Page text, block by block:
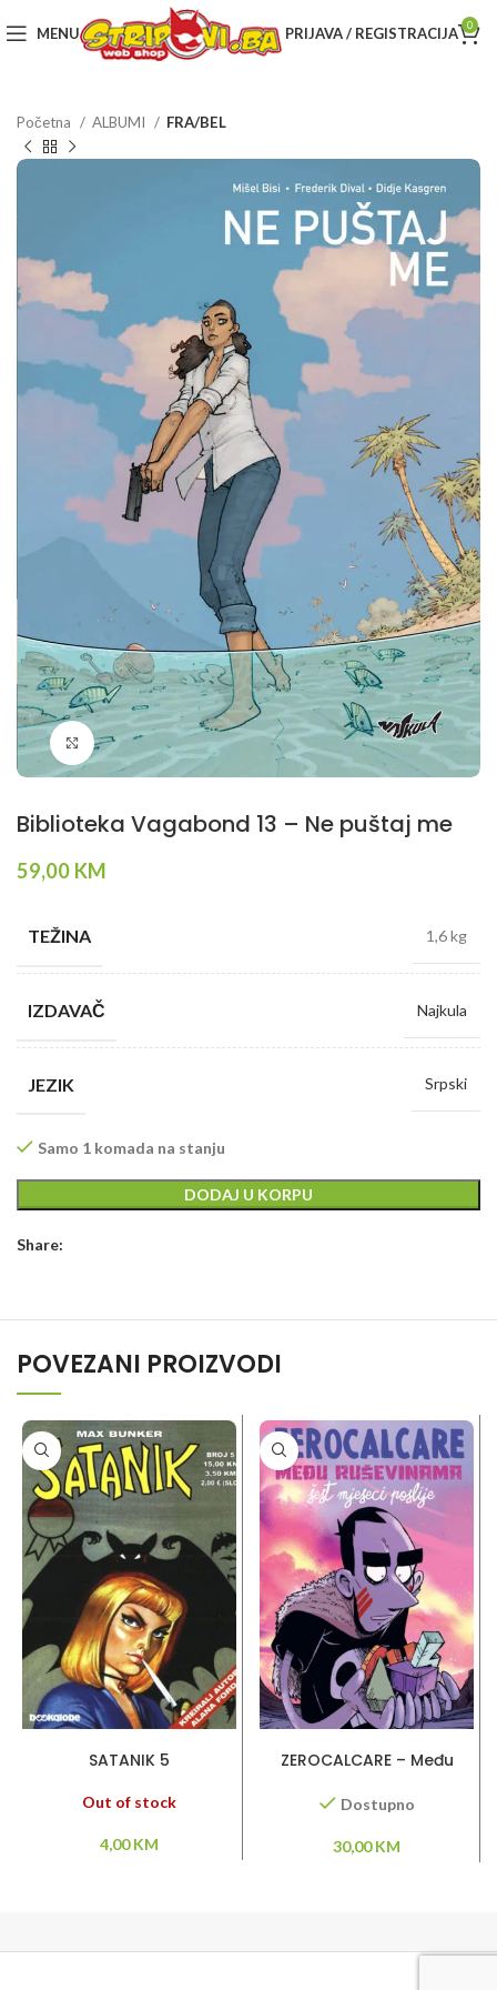
MENU PRIJAVA / REGISTRACIJA 0
Početna ALBUMI FRA/BEL
Klikni da povečaš
Biblioteka Vagabond 13 – Ne puštaj me
59,00 KM
TEŽINA 1,6 kg
IZDAVAČ Najkula
JEZIK Srpski
Samo 1 komada na stanju
DODAJ U KORPU
Share:
POVEZANI PROIZVODI
SATANIK 5
Out of stock
4,00KM
ZEROCALCARE – Među
poslije
Dostupno
30,00KM